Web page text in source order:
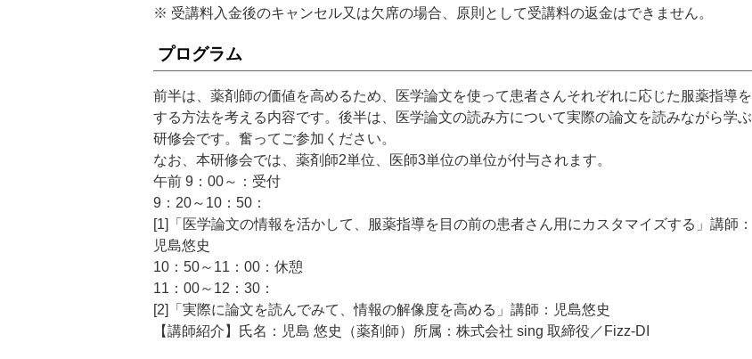
※ 受講料入金後のキャンセル又は欠席の場合、原則として受講料の返金はできません。
プログラム
前半は、薬剤師の価値を高めるため、医学論文を使って患者さんそれぞれに応じた服薬指導を
する方法を考える内容です。後半は、医学論文の読み方について実際の論文を読みながら学ぶ
研修会です。奮ってご参加ください。
なお、本研修会では、薬剤師2単位、医師3単位の単位が付与されます。
午前 9：00～：受付
9：20～10：50：
[1]「医学論文の情報を活かして、服薬指導を目の前の患者さん用にカスタマイズする」講師：
児島悠史
10：50～11：00：休憩
11：00～12：30：
[2]「実際に論文を読んでみて、情報の解像度を高める」講師：児島悠史
【講師紹介】氏名：児島 悠史（薬剤師）所属：株式会社 sing 取締役／Fizz-DI